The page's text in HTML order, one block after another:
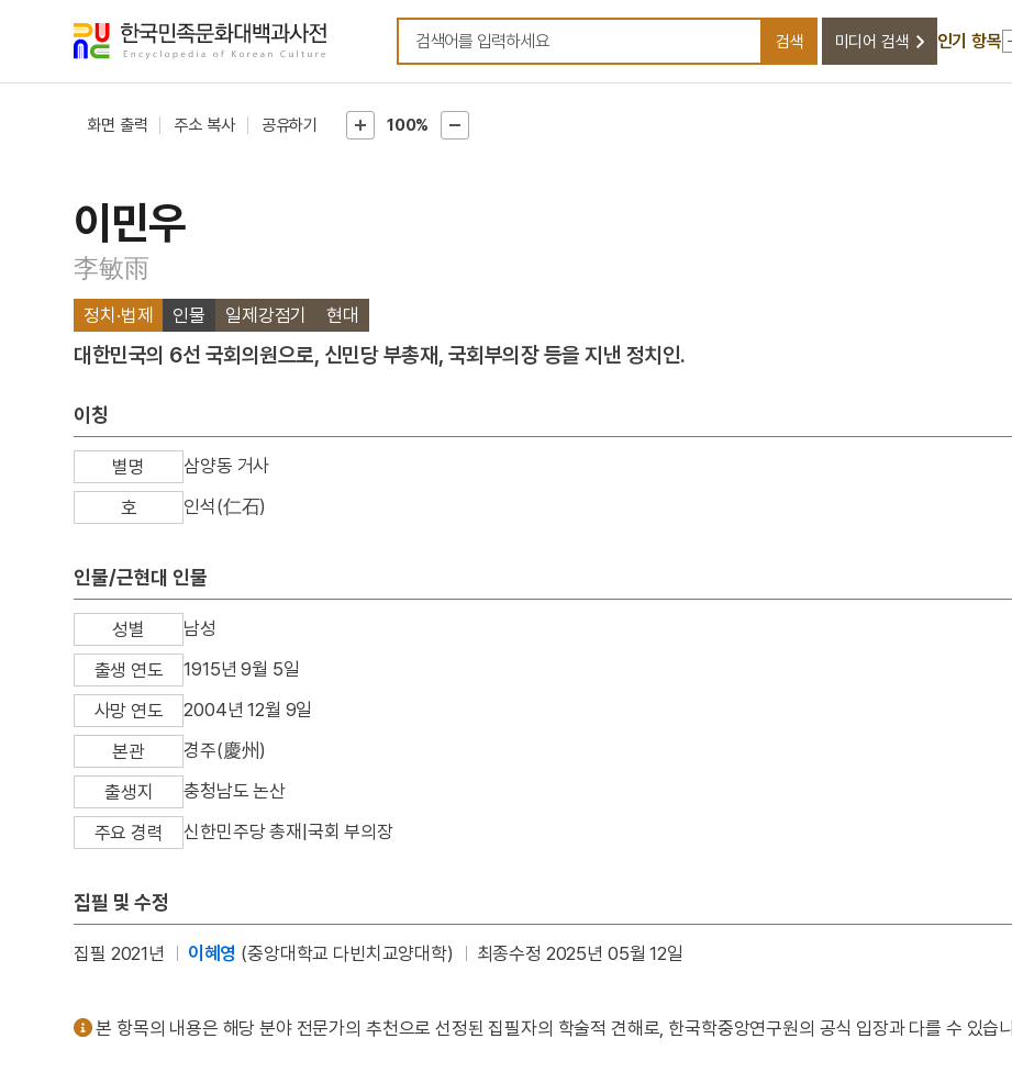
검색어를 입력하세요
검색 미디어 검색 인기 항목
화면 출력 주소 복사 공유하기 100%
이민우
李敏雨
정치·법제 인물 일제강점기 현대
대한민국의 6선 국회의원으로, 신민당 부총재, 국회부의장 등을 지낸 정치인.
이칭
별명
삼양동 거사
호
인석(仁石)
인물/근현대 인물
성별
남성
출생 연도
1915년 9월 5일
사망 연도
2004년 12월 9일
본관
경주(慶州)
출생지
충청남도 논산
주요 경력
신한민주당 총재|국회 부의장
집필 및 수정
집필 2021년 이혜영 (중앙대학교 다빈치교양대학) 최종수정 2025년 05월 12일
본 항목의 내용은 해당 분야 전문가의 추천으로 선정된 집필자의 학술적 견해로, 한국학중앙연구원의 공식 입장과 다를 수 있습